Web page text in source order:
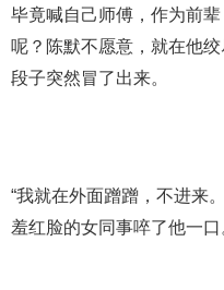
毕竟喊自己师傅，作为前
呢？陈默不愿意，就在他
段子突然冒了出来。
“我就在外面蹭蹭，不进来
羞红脸的女同事啐了他一口